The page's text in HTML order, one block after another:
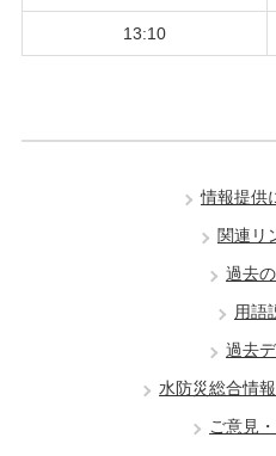
13:10
情報提供
関連リ
過去
用語
過去
水防災総合情
ご意見